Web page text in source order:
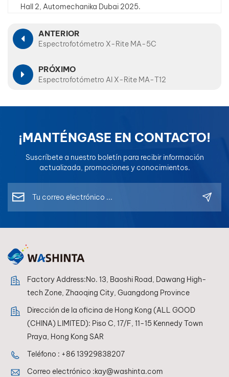
Hall 2, Automechanika Dubai 2025.
ANTERIOR
Espectrofotómetro X-Rite MA-5C
PRÓXIMO
Espectrofotómetro AI X-Rite MA-T12
¡MANTÉNGASE EN CONTACTO!
Suscríbete a nuestro boletín para recibir información
actualizada, promociones y conocimientos.
Factory Address:No. 13, Baoshi Road, Dawang High-
tech Zone, Zhaoqing City, Guangdong Province
Dirección de la oficina de Hong Kong (ALL GOOD
(CHINA) LIMITED): Piso C, 17/F, 11-15 Kennedy Town
Praya, Hong Kong SAR
Teléfono : +86 13929838207
Correo electrónico :kay@washinta.com